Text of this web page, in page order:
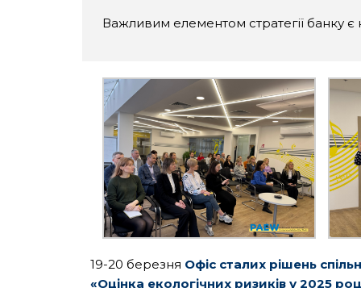
Важливим елементом стратегії банку
19-20 березня Офіс сталих рішень
«Оцінка екологічних ризиків у 2025